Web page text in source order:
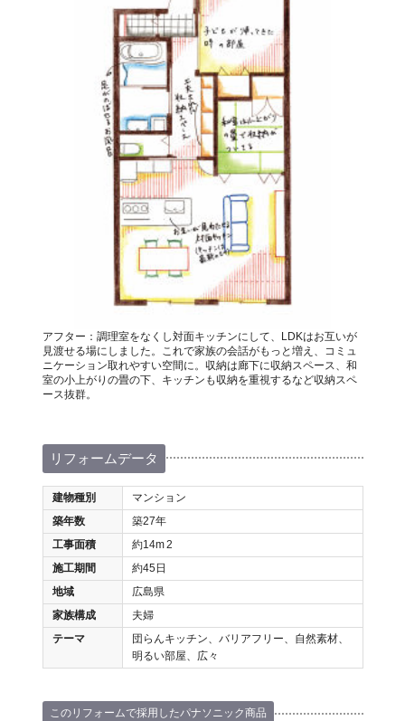
アフター：調理室をなくし対面キッチンにして、LDKはお互いが
見渡せる場にしました。これで家族の会話がもっと増え、コミュ
ニケーション取れやすい空間に。収納は廊下に収納スペース、和
室の小上がりの畳の下、キッチンも収納を重視するなど収納スペ
ース抜群。
リフォームデータ
建物種別
マンション
築年数
築27年
工事面積
約14m2
施工期間
約45日
地域
広島県
家族構成
夫婦
テーマ
団らんキッチン、バリアフリー、自然素材、
明るい部屋、広々
このリフォームで採用したパナソニック商品